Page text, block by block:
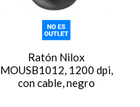
Ratón Nilox
MOUSB1012, 1200 dpi,
con cable, negro